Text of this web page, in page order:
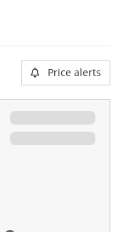
Price alerts